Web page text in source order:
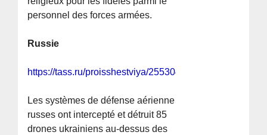
personnel des forces armées.
Russie
https://tass.ru/proisshestviya/25530451
Les systèmes de défense aérienne
russes ont intercepté et détruit 85
drones ukrainiens au-dessus des